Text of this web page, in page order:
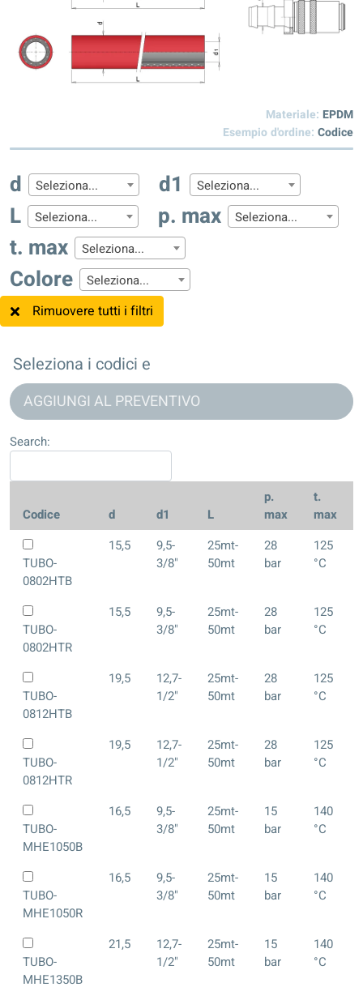
Materiale: EPDM
Esempio d'ordine: Codice
d Seleziona... d1 Seleziona...
L Seleziona... p. max Seleziona...
t. max Seleziona...
Colore Seleziona...
Rimuovere tutti i filtri
Seleziona i codici e
AGGIUNGI AL PREVENTIVO
Search:
Codice d d1 L
p.
max
t.
max
TUBO-
0802HTB
15,5
9,5-
3/8"
25mt-
50mt
28
bar
125
°C
TUBO-
0802HTR
15,5
9,5-
3/8"
25mt-
50mt
28
bar
125
°C
TUBO-
0812HTB
19,5
12,7-
1/2"
25mt-
50mt
28
bar
125
°C
TUBO-
0812HTR
19,5
12,7-
1/2"
25mt-
50mt
28
bar
125
°C
TUBO-
MHE1050B
16,5
9,5-
3/8"
25mt-
50mt
15
bar
140
°C
TUBO-
MHE1050R
16,5
9,5-
3/8"
25mt-
50mt
15
bar
140
°C
TUBO-
MHE1350B
21,5
12,7-
1/2"
25mt-
50mt
15
bar
140
°C